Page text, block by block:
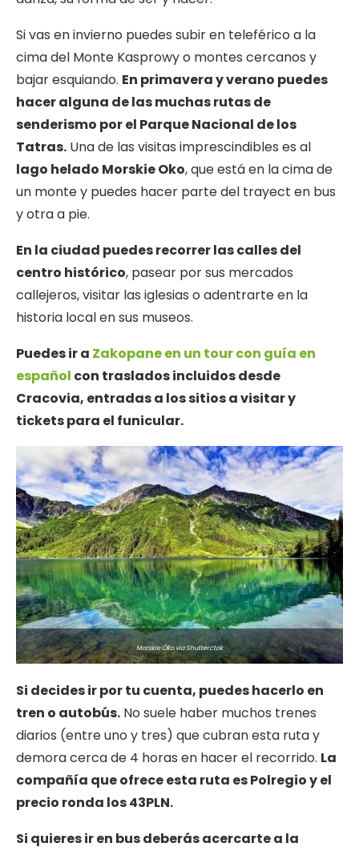
Si vas en invierno puedes subir en teleférico a la
cima del Monte Kasprowy o montes cercanos y
bajar esquiando. En primavera y verano puedes
hacer alguna de las muchas rutas de
senderismo por el Parque Nacional de los
Tatras. Una de las visitas imprescindibles es al
lago helado Morskie Oko, que está en la cima de
un monte y puedes hacer parte del trayect en bus
y otra a pie.
En la ciudad puedes recorrer las calles del
centro histórico, pasear por sus mercados
callejeros, visitar las iglesias o adentrarte en la
historia local en sus museos.
Puedes ir a Zakopane en un tour con guía en
español con traslados incluidos desde
Cracovia, entradas a los sitios a visitar y
tickets para el funicular.
Morskie Oko via Shutterctok
Si decides ir por tu cuenta, puedes hacerlo en
tren o autobús. No suele haber muchos trenes
diarios (entre uno y tres) que cubran esta ruta y
demora cerca de 4 horas en hacer el recorrido. La
compañía que ofrece esta ruta es Polregio y el
precio ronda los 43PLN.
Si quieres ir en bus deberás acercarte a la